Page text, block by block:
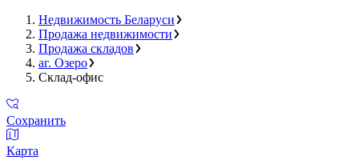
Недвижимость Беларуси
Продажа недвижимости
Продажа складов
аг. Озеро
Склад-офис
Сохранить
Карта